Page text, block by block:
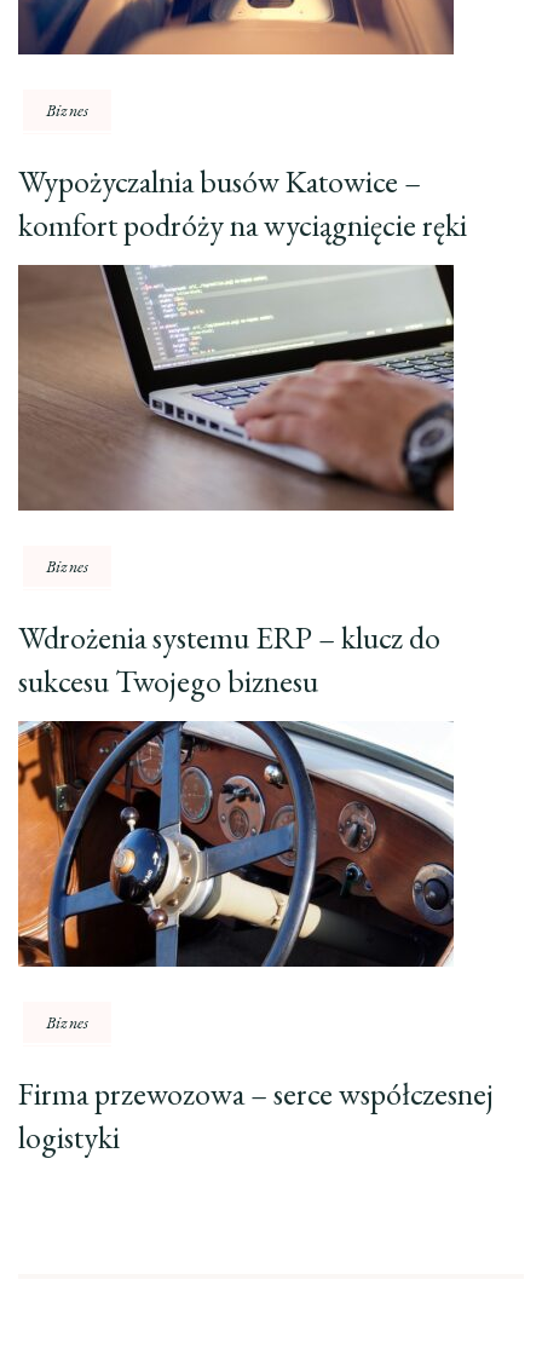
Biznes
Wypożyczalnia busów Katowice –
komfort podróży na wyciągnięcie ręki
Biznes
Wdrożenia systemu ERP – klucz do
sukcesu Twojego biznesu
Biznes
Firma przewozowa – serce współczesnej
logistyki